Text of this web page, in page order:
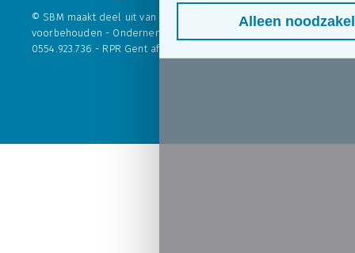
Alleen
© SBM maakt deel uit van
. - Alle rechten
voorbehouden - Ondernemingsnr. 554.923.736 - BTW nr.: BE
0554.923.736 - RPR Gent afdeling Brugge